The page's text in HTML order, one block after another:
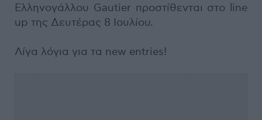
Ελληνογάλλου Gautier προστίθενται στο line
up της Δευτέρας 8 Ιουλίου.
Λίγα λόγια για τα new entries!